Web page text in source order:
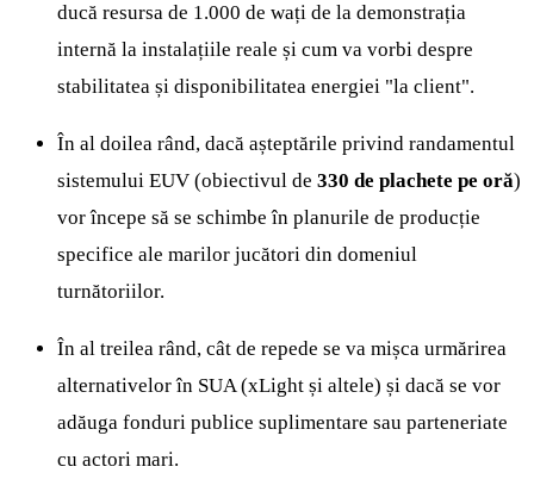
ducă resursa de 1.000 de wați de la demonstrația
internă la instalațiile reale și cum va vorbi despre
stabilitatea și disponibilitatea energiei "la client".
În al doilea rând, dacă așteptările privind randamentul
sistemului EUV (obiectivul de 330 de plachete pe oră)
vor începe să se schimbe în planurile de producție
specifice ale marilor jucători din domeniul
turnătoriilor.
În al treilea rând, cât de repede se va mișca urmărirea
alternativelor în SUA (xLight și altele) și dacă se vor
adăuga fonduri publice suplimentare sau parteneriate
cu actori mari.